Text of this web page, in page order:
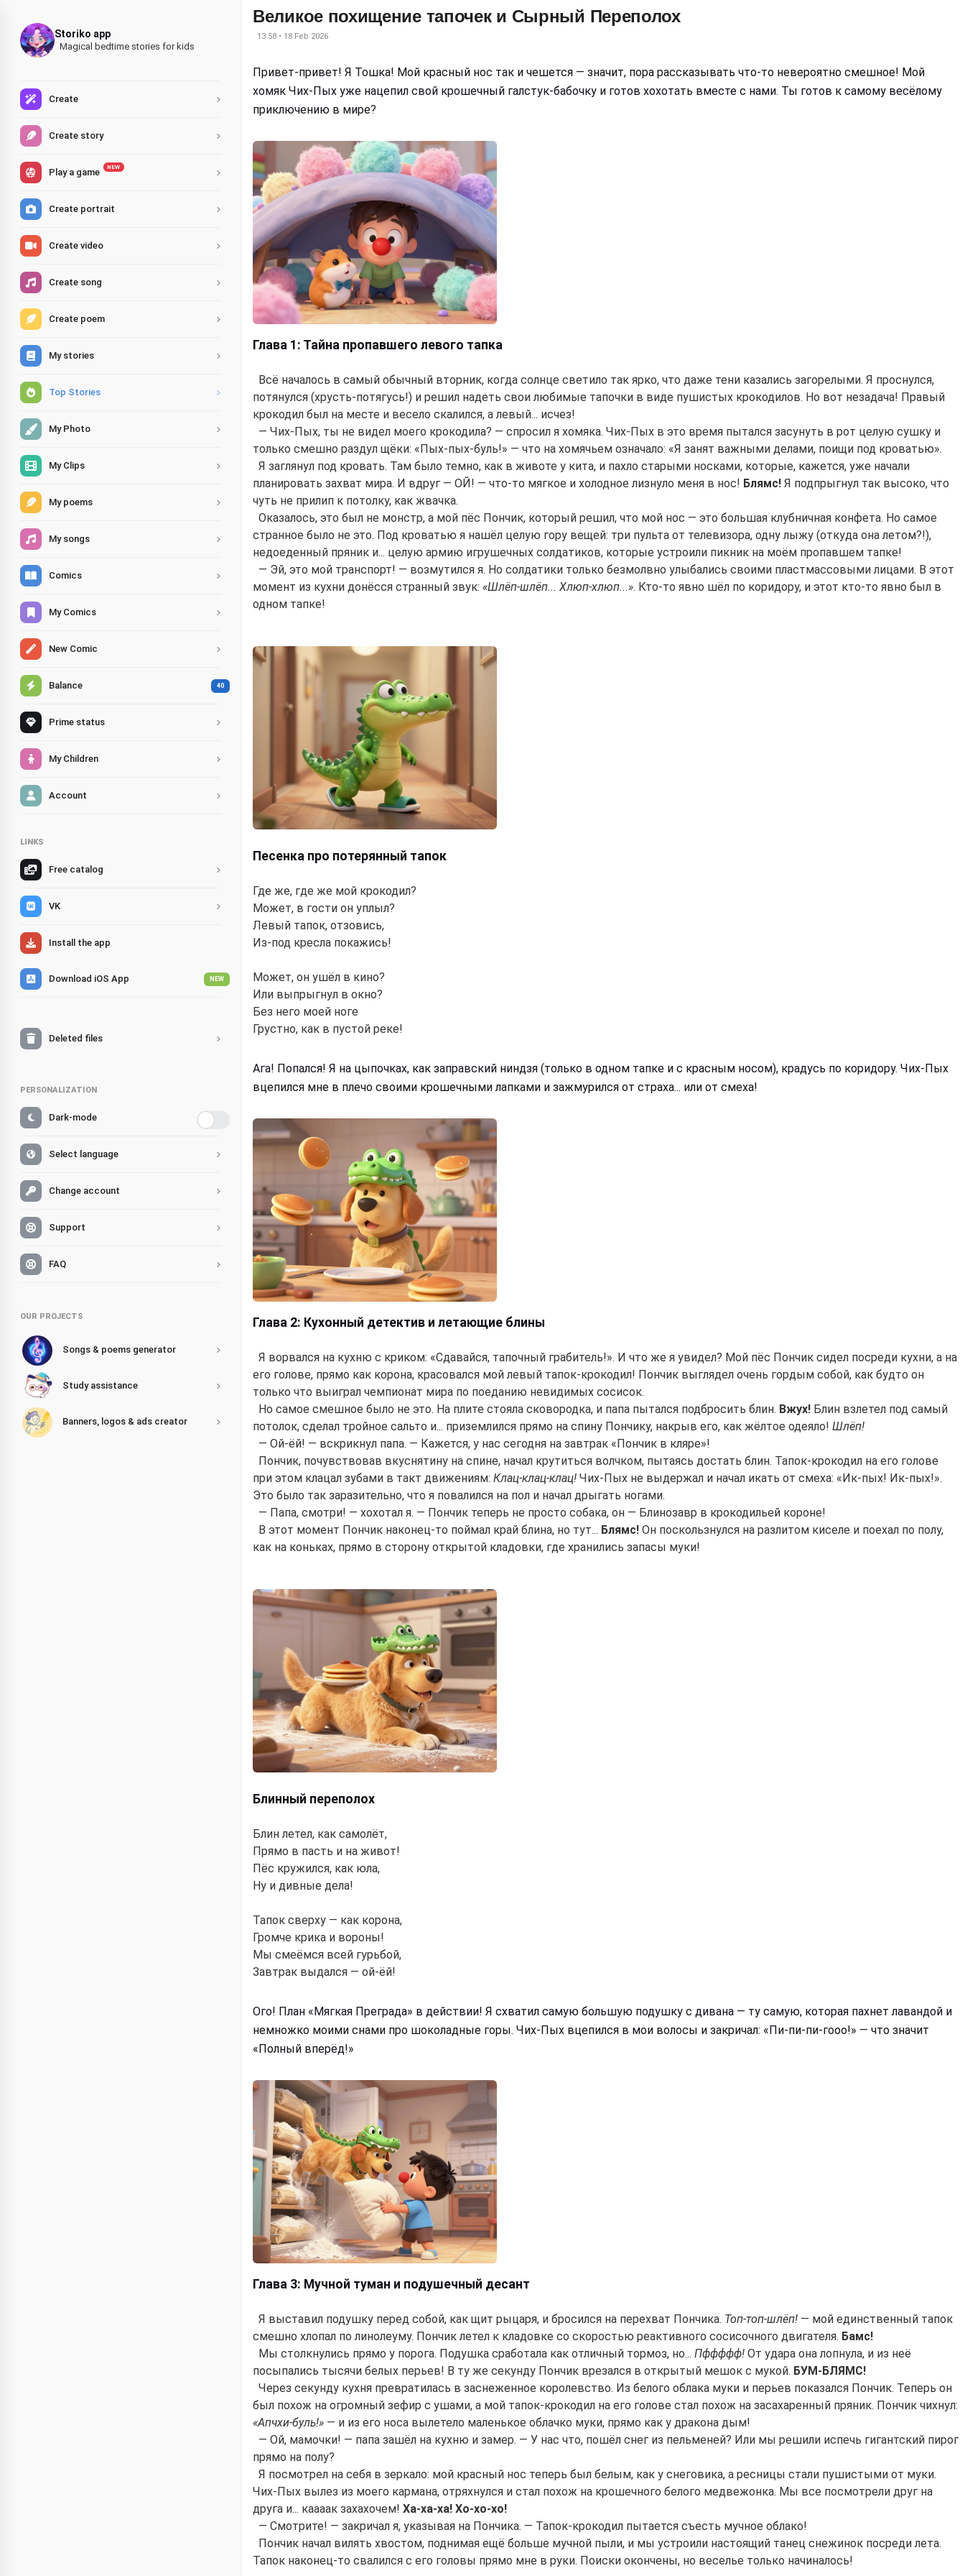
Storiko app
Magical bedtime stories for kids
Create
Create story
Play a game NEW
Create portrait
Create video
Create song
Create poem
My stories
Top Stories
My Photo
My Clips
My poems
My songs
Comics
My Comics
New Comic
Balance 40
Prime status
My Children
Account
LINKS
Free catalog
VK
Install the app
Download iOS App NEW
Deleted files
PERSONALIZATION
Dark-mode
Select language
Change account
Support
FAQ
OUR PROJECTS
Songs & poems generator
Study assistance
Banners, logos & ads creator
Великое похищение тапочек и Сырный Переполох
13:58 • 18 Feb 2026
Привет-привет! Я Тошка! Мой красный нос так и чешется — значит, пора рассказывать что-то невероятно смешное! Мой
хомяк Чих-Пых уже нацепил свой крошечный галстук-бабочку и готов хохотать вместе с нами. Ты готов к самому весёлому
приключению в мире?
Глава 1: Тайна пропавшего левого тапка
Всё началось в самый обычный вторник, когда солнце светило так ярко, что даже тени казались загорелыми. Я проснулся,
потянулся (хрусть-потягусь!) и решил надеть свои любимые тапочки в виде пушистых крокодилов. Но вот незадача! Правый
крокодил был на месте и весело скалился, а левый... исчез!
— Чих-Пых, ты не видел моего крокодила? — спросил я хомяка. Чих-Пых в это время пытался засунуть в рот целую сушку и
только смешно раздул щёки: «Пых-пых-буль!» — что на хомячьем означало: «Я занят важными делами, поищи под кроватью».
Я заглянул под кровать. Там было темно, как в животе у кита, и пахло старыми носками, которые, кажется, уже начали
планировать захват мира. И вдруг — ОЙ! — что-то мягкое и холодное лизнуло меня в нос! Блямс! Я подпрыгнул так высоко, что
чуть не прилип к потолку, как жвачка.
Оказалось, это был не монстр, а мой пёс Пончик, который решил, что мой нос — это большая клубничная конфета. Но самое
странное было не это. Под кроватью я нашёл целую гору вещей: три пульта от телевизора, одну лыжу (откуда она летом?!),
недоеденный пряник и... целую армию игрушечных солдатиков, которые устроили пикник на моём пропавшем тапке!
— Эй, это мой транспорт! — возмутился я. Но солдатики только безмолвно улыбались своими пластмассовыми лицами. В этот
момент из кухни донёсся странный звук: «Шлёп-шлёп... Хлюп-хлюп...». Кто-то явно шёл по коридору, и этот кто-то явно был в
одном тапке!
Песенка про потерянный тапок
Где же, где же мой крокодил?
Может, в гости он уплыл?
Левый тапок, отзовись,
Из-под кресла покажись!
Может, он ушёл в кино?
Или выпрыгнул в окно?
Без него моей ноге
Грустно, как в пустой реке!
Ага! Попался! Я на цыпочках, как заправский ниндзя (только в одном тапке и с красным носом), крадусь по коридору. Чих-Пых
вцепился мне в плечо своими крошечными лапками и зажмурился от страха... или от смеха!
Глава 2: Кухонный детектив и летающие блины
Я ворвался на кухню с криком: «Сдавайся, тапочный грабитель!». И что же я увидел? Мой пёс Пончик сидел посреди кухни, а на
его голове, прямо как корона, красовался мой левый тапок-крокодил! Пончик выглядел очень гордым собой, как будто он
только что выиграл чемпионат мира по поеданию невидимых сосисок.
Но самое смешное было не это. На плите стояла сковородка, и папа пытался подбросить блин. Вжух! Блин взлетел под самый
потолок, сделал тройное сальто и... приземлился прямо на спину Пончику, накрыв его, как жёлтое одеяло! Шлёп!
— Ой-ёй! — вскрикнул папа. — Кажется, у нас сегодня на завтрак «Пончик в кляре»!
Пончик, почувствовав вкуснятину на спине, начал крутиться волчком, пытаясь достать блин. Тапок-крокодил на его голове
при этом клацал зубами в такт движениям: Клац-клац-клац! Чих-Пых не выдержал и начал икать от смеха: «Ик-пых! Ик-пых!».
Это было так заразительно, что я повалился на пол и начал дрыгать ногами.
— Папа, смотри! — хохотал я. — Пончик теперь не просто собака, он — Блинозавр в крокодильей короне!
В этот момент Пончик наконец-то поймал край блина, но тут... Блямс! Он поскользнулся на разлитом киселе и поехал по полу,
как на коньках, прямо в сторону открытой кладовки, где хранились запасы муки!
Блинный переполох
Блин летел, как самолёт,
Прямо в пасть и на живот!
Пёс кружился, как юла,
Ну и дивные дела!
Тапок сверху — как корона,
Громче крика и вороны!
Мы смеёмся всей гурьбой,
Завтрак выдался — ой-ёй!
Ого! План «Мягкая Преграда» в действии! Я схватил самую большую подушку с дивана — ту самую, которая пахнет лавандой и
немножко моими снами про шоколадные горы. Чих-Пых вцепился в мои волосы и закричал: «Пи-пи-пи-гооо!» — что значит
«Полный вперёд!»
Глава 3: Мучной туман и подушечный десант
Я выставил подушку перед собой, как щит рыцаря, и бросился на перехват Пончика. Топ-топ-шлёп! — мой единственный тапок
смешно хлопал по линолеуму. Пончик летел к кладовке со скоростью реактивного сосисочного двигателя. Бамс!
Мы столкнулись прямо у порога. Подушка сработала как отличный тормоз, но... Пффффф! От удара она лопнула, и из неё
посыпались тысячи белых перьев! В ту же секунду Пончик врезался в открытый мешок с мукой. БУМ-БЛЯМС!
Через секунду кухня превратилась в заснеженное королевство. Из белого облака муки и перьев показался Пончик. Теперь он
был похож на огромный зефир с ушами, а мой тапок-крокодил на его голове стал похож на засахаренный пряник. Пончик чихнул:
«Апчхи-буль!» — и из его носа вылетело маленькое облачко муки, прямо как у дракона дым!
— Ой, мамочки! — папа зашёл на кухню и замер. — У нас что, пошёл снег из пельменей? Или мы решили испечь гигантский пирог
прямо на полу?
Я посмотрел на себя в зеркало: мой красный нос теперь был белым, как у снеговика, а ресницы стали пушистыми от муки.
Чих-Пых вылез из моего кармана, отряхнулся и стал похож на крошечного белого медвежонка. Мы все посмотрели друг на
друга и... каааак захахочем! Ха-ха-ха! Хо-хо-хо!
— Смотрите! — закричал я, указывая на Пончика. — Тапок-крокодил пытается съесть мучное облако!
Пончик начал вилять хвостом, поднимая ещё больше мучной пыли, и мы устроили настоящий танец снежинок посреди лета.
Тапок наконец-то свалился с его головы прямо мне в руки. Поиски окончены, но веселье только начиналось!
Hi! I am Storiko 👋
I tell magical bedtime stories for
your kids 🌟
Read a story
By starting to use the service, you accept: